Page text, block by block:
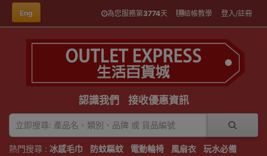
Eng 為您服務第3774天 結帳教學 登入/註冊
認識我們 接收優惠資訊
熱門搜尋 : 冰感毛巾 防蚊驅蚊 電動輪椅 風扇衣 玩水必備